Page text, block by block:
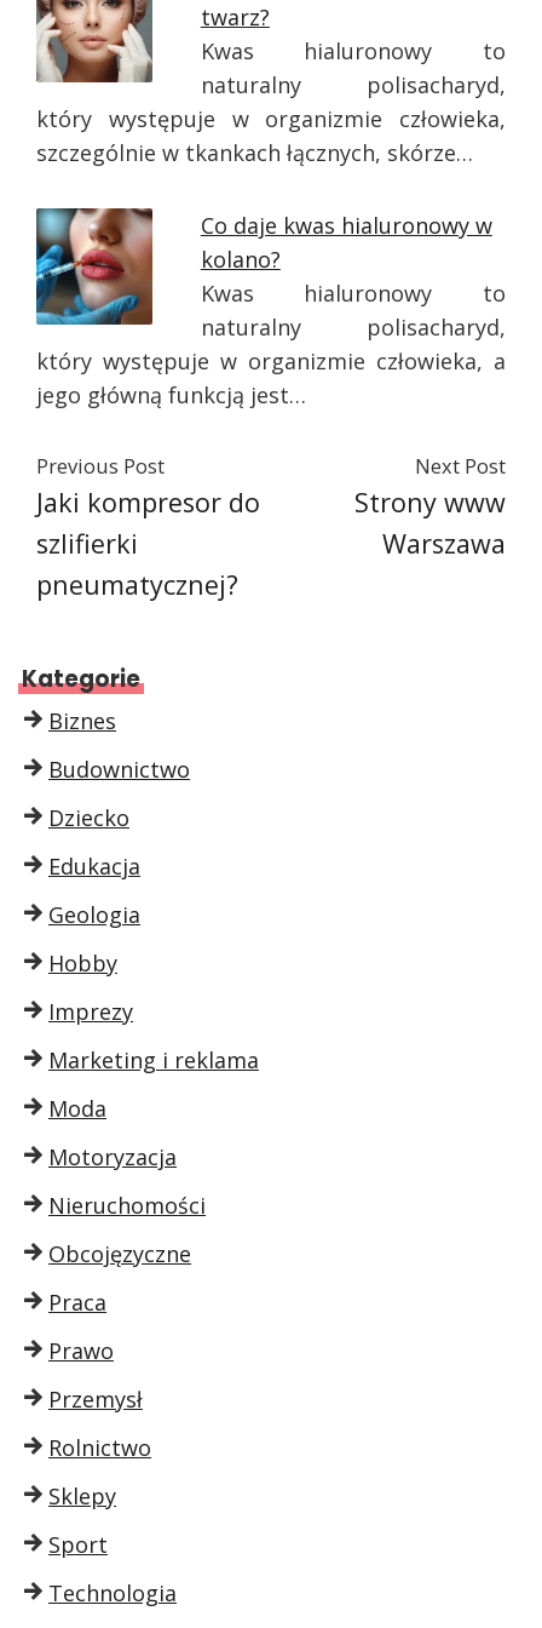
twarz?
Kwas hialuronowy to
naturalny polisacharyd,
który występuje w organizmie człowieka,
szczególnie w tkankach łącznych, skórze…
Co daje kwas hialuronowy w
kolano?
Kwas hialuronowy to
naturalny polisacharyd,
który występuje w organizmie człowieka, a
jego główną funkcją jest…
Previous Post
Jaki kompresor do
szlifierki
pneumatycznej?
Next Post
Strony www
Warszawa
Kategorie
Biznes
Budownictwo
Dziecko
Edukacja
Geologia
Hobby
Imprezy
Marketing i reklama
Moda
Motoryzacja
Nieruchomości
Obcojęzyczne
Praca
Prawo
Przemysł
Rolnictwo
Sklepy
Sport
Technologia